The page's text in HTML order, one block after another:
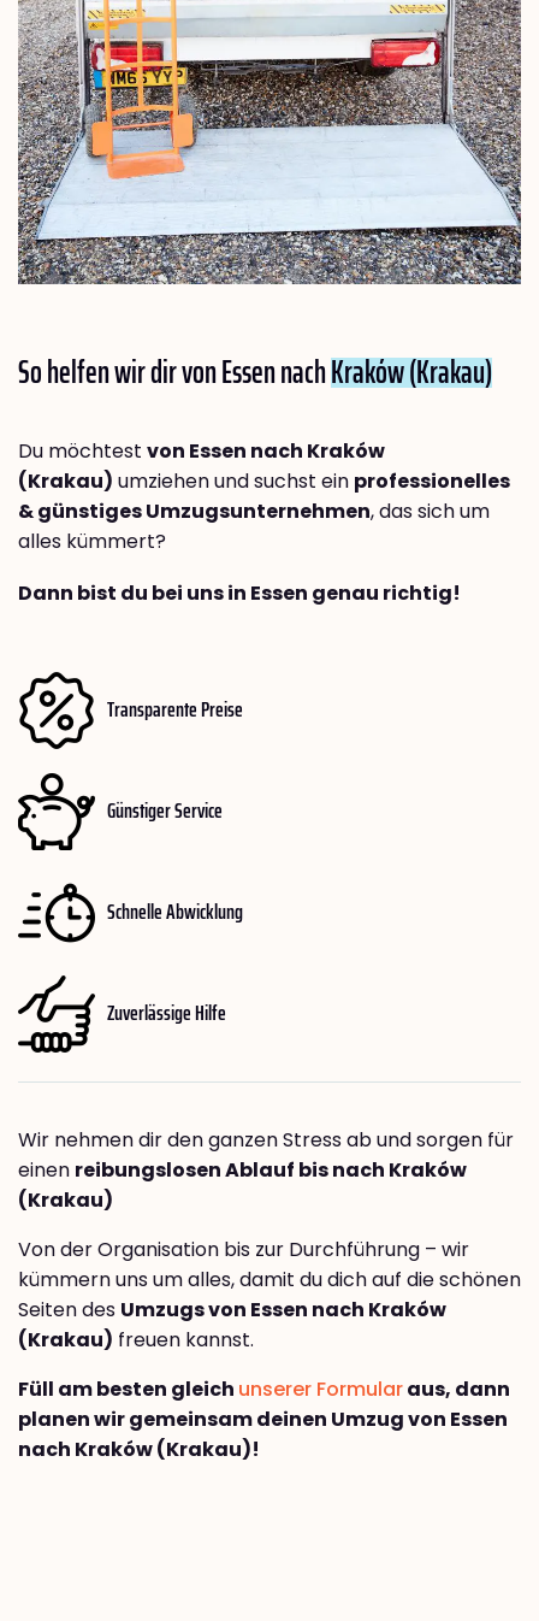
So helfen wir dir von Essen nachKraków (Krakau)
Du möchtest von Essen nach Kraków
(Krakau) umziehen und suchst ein professionelles
& günstiges Umzugsunternehmen, das sich um
alles kümmert?
Dann bist du bei uns in Essen genau richtig!
Transparente Preise
Günstiger Service
Schnelle Abwicklung
Zuverlässige Hilfe
Wir nehmen dir den ganzen Stress ab und sorgen für
einen reibungslosen Ablauf bis nach Kraków
(Krakau)
Von der Organisation bis zur Durchführung – wir
kümmern uns um alles, damit du dich auf die schönen
Seiten des Umzugs von Essen nach Kraków
(Krakau) freuen kannst.
Füll am besten gleich unserer Formularaus, dann
planen wir gemeinsam deinen Umzug von Essen
nach Kraków (Krakau)!